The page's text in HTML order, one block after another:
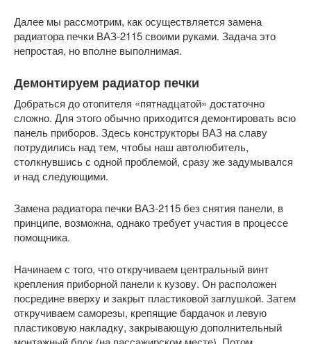
Далее мы рассмотрим, как осуществляется замена
радиатора печки ВАЗ-2115 своими руками. Задача это
непростая, но вполне выполнимая.
Демонтируем радиатор печки
Добраться до отопителя «пятнадцатой» достаточно
сложно. Для этого обычно приходится демонтировать всю
панель приборов. Здесь конструкторы ВАЗ на славу
потрудились над тем, чтобы наш автолюбитель,
столкнувшись с одной проблемой, сразу же задумывался
и над следующими.
Замена радиатора печки ВАЗ-2115 без снятия панели, в
принципе, возможна, однако требует участия в процессе
помощника.
Начинаем с того, что откручиваем центральный винт
крепления приборной панели к кузову. Он расположен
посредине вверху и закрыт пластиковой заглушкой. Затем
откручиваем саморезы, крепящие бардачок и левую
пластиковую накладку, закрывающую дополнительный